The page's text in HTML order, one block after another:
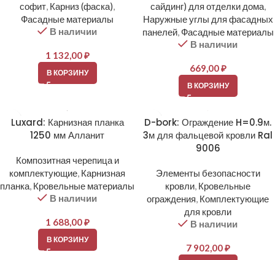
софит, Карниз (фаска),
Фасадные материалы
В наличии
1 132,00₽
В КОРЗИНУ
сайдинг) для отделки дома,
Наружные углы для фасадных
панелей, Фасадные материалы
В наличии
669,00₽
В КОРЗИНУ
Luxard: Карнизная планка
1250 мм Алланит
Композитная черепица и
комплектующие, Карнизная
планка, Кровельные материалы
В наличии
1 688,00₽
В КОРЗИНУ
D-bork: Ограждение H=0.9м.
3м для фальцевой кровли Ral
9006
Элементы безопасности
кровли, Кровельные
ограждения, Комплектующие
для кровли
В наличии
7 902,00₽